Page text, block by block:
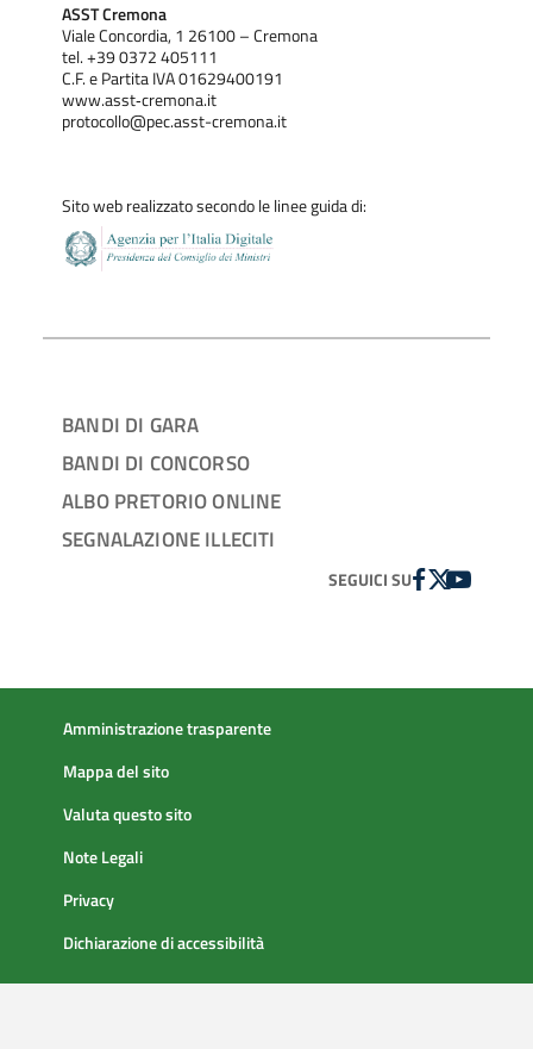
ASST Cremona
Viale Concordia, 1 26100 – Cremona
tel. +39 0372 405111
C.F. e Partita IVA 01629400191
www.asst‐cremona.it
protocollo@pec.asst-cremona.it
Sito web realizzato secondo le linee guida di:
BANDI DI GARA
BANDI DI CONCORSO
ALBO PRETORIO ONLINE
SEGNALAZIONE ILLECITI
SEGUICI SUFACEBOOK
TWITTER
YOUTUBE
Amministrazione trasparente
Mappa del sito
Valuta questo sito
Note Legali
Privacy
Dichiarazione di accessibilità